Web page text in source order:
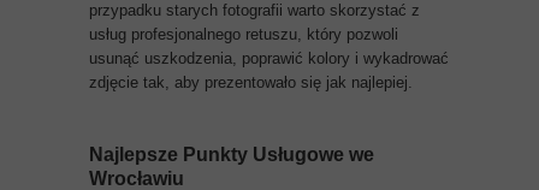
przypadku starych fotografii warto skorzystać z
usług profesjonalnego retuszu, który pozwoli
usunąć uszkodzenia, poprawić kolory i wykadrować
zdjęcie tak, aby prezentowało się jak najlepiej.
Najlepsze Punkty Usługowe we
Wrocławiu